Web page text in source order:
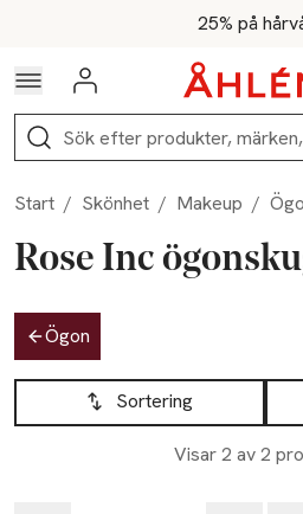
Hoppa till navigationsmenyn25% på
För medlemmar -
Logga in
Sök
Start / Skönhet / Makeup /
Rose Inc
Hoppa till produktsidan
Ögon
Hoppa till produktsidan
Sortering
Visar 2 av 2
Lista över produkter